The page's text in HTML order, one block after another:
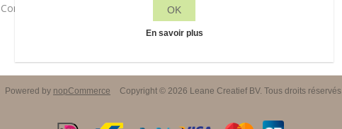
Conditions de livraison
Powered by nopCommerce Copyright © 2026 Leane Creatief BV. Tous droits réservés.
OK
En savoir plus